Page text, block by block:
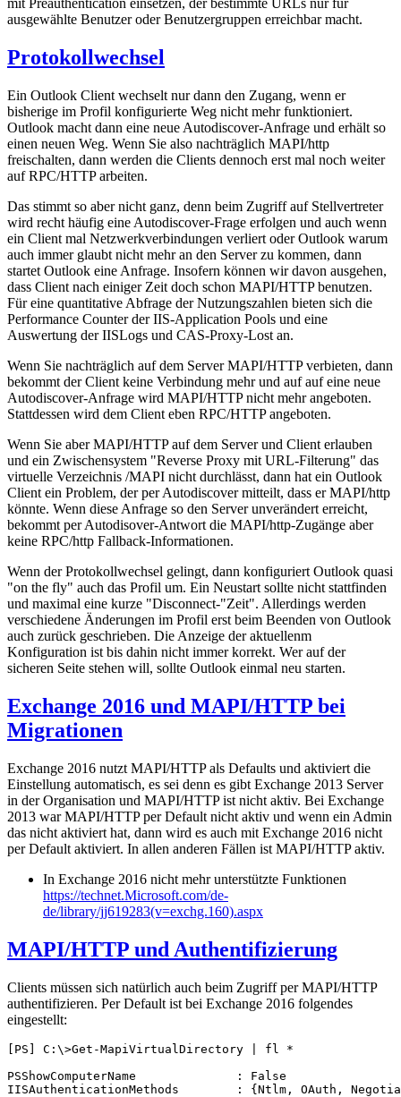
mit Preauthentication einsetzen, der bestimmte URLs nur für
ausgewählte Benutzer oder Benutzergruppen erreichbar macht.
Protokollwechsel
Ein Outlook Client wechselt nur dann den Zugang, wenn er
bisherige im Profil konfigurierte Weg nicht mehr funktioniert.
Outlook macht dann eine neue Autodiscover-Anfrage und erhält so
einen neuen Weg. Wenn Sie also nachträglich MAPI/http
freischalten, dann werden die Clients dennoch erst mal noch weiter
auf RPC/HTTP arbeiten.
Das stimmt so aber nicht ganz, denn beim Zugriff auf Stellvertreter
wird recht häufig eine Autodiscover-Frage erfolgen und auch wenn
ein Client mal Netzwerkverbindungen verliert oder Outlook warum
auch immer glaubt nicht mehr an den Server zu kommen, dann
startet Outlook eine Anfrage. Insofern können wir davon ausgehen,
dass Client nach einiger Zeit doch schon MAPI/HTTP benutzen.
Für eine quantitative Abfrage der Nutzungszahlen bieten sich die
Performance Counter der IIS-Application Pools und eine
Auswertung der IISLogs und CAS-Proxy-Lost an.
Wenn Sie nachträglich auf dem Server MAPI/HTTP verbieten, dann
bekommt der Client keine Verbindung mehr und auf auf eine neue
Autodiscover-Anfrage wird MAPI/HTTP nicht mehr angeboten.
Stattdessen wird dem Client eben RPC/HTTP angeboten.
Wenn Sie aber MAPI/HTTP auf dem Server und Client erlauben
und ein Zwischensystem "Reverse Proxy mit URL-Filterung" das
virtuelle Verzeichnis /MAPI nicht durchlässt, dann hat ein Outlook
Client ein Problem, der per Autodiscover mitteilt, dass er MAPI/http
könnte. Wenn diese Anfrage so den Server unverändert erreicht,
bekommt per Autodisover-Antwort die MAPI/http-Zugänge aber
keine RPC/http Fallback-Informationen.
Wenn der Protokollwechsel gelingt, dann konfiguriert Outlook quasi
"on the fly" auch das Profil um. Ein Neustart sollte nicht stattfinden
und maximal eine kurze "Disconnect-"Zeit". Allerdings werden
verschiedene Änderungen im Profil erst beim Beenden von Outlook
auch zurück geschrieben. Die Anzeige der aktuellenm
Konfiguration ist bis dahin nicht immer korrekt. Wer auf der
sicheren Seite stehen will, sollte Outlook einmal neu starten.
Exchange 2016 und MAPI/HTTP bei
Migrationen
Exchange 2016 nutzt MAPI/HTTP als Defaults und aktiviert die
Einstellung automatisch, es sei denn es gibt Exchange 2013 Server
in der Organisation und MAPI/HTTP ist nicht aktiv. Bei Exchange
2013 war MAPI/HTTP per Default nicht aktiv und wenn ein Admin
das nicht aktiviert hat, dann wird es auch mit Exchange 2016 nicht
per Default aktiviert. In allen anderen Fällen ist MAPI/HTTP aktiv.
In Exchange 2016 nicht mehr unterstützte Funktionen
https://technet.Microsoft.com/de-
de/library/jj619283(v=exchg.160).aspx
MAPI/HTTP und Authentifizierung
Clients müssen sich natürlich auch beim Zugriff per MAPI/HTTP
authentifizieren. Per Default ist bei Exchange 2016 folgendes
eingestellt:
[PS] C:\>Get-MapiVirtualDirectory | fl *
PSShowComputerName              : False
IISAuthenticationMethods        : {Ntlm, OAuth,